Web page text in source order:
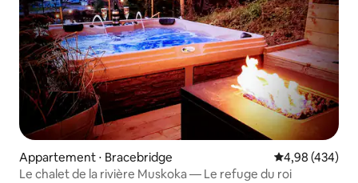
Appartement ⋅ Bracebridge Évaluation
4,98 (434)
Le chalet de la rivière Muskoka — Le refuge du roi